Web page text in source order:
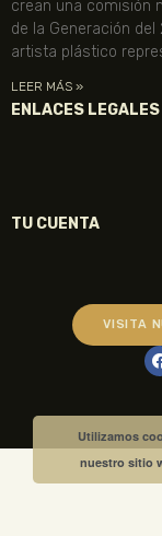
crean una comisión
de la Generación del
artista plástico
LEER MÁS »
ENLACES LEGALES
TU CUENTA
VISITA
Utilizamos
nuestro sitio